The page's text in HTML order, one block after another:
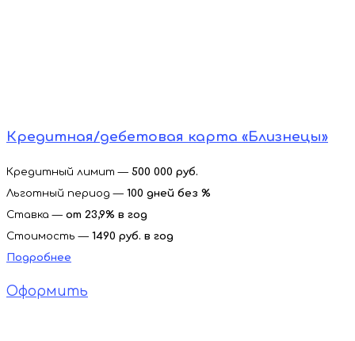
Кредитная/дебетовая карта «Близнецы»
Кредитный лимит — 500 000 руб.
Льготный период — 100 дней без %
Ставка — от 23,9% в год
Стоимость — 1490 руб. в год
Подробнее
Оформить